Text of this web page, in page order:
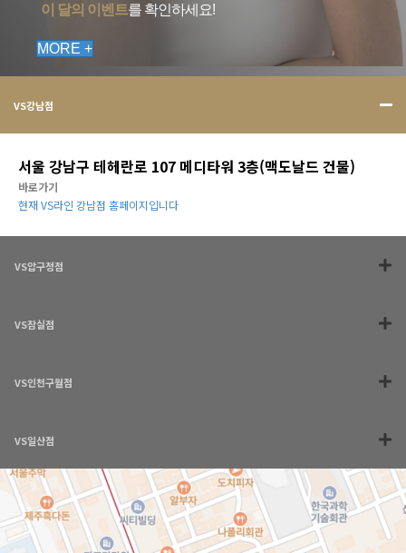
이 달의 이벤트를 확인하세요!
MORE +
VS강남점
서울 강남구 테헤란로 107 메디타워 3층(맥도날드 건물)
바로가기
현재 VS라인 강남점 홈페이지입니다
VS압구정점
VS잠실점
VS인천구월점
VS일산점